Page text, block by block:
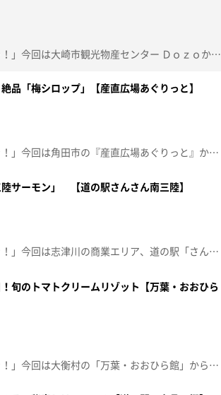
産地直送のおすすめ商品を紹介する「みちコレッ！」今回は大崎市観光物産センター Ｄｏｚｏから、大崎市岩出山の夏限定「水まんじゅう」が登場！冷水に浸すとつるんとみずみずしい絶品ひんやりスイーツに！これからの季節に食べたくなること間違いなしの商品です！【放送日：2026年6月23日】【放送局：東日本放送】
「梅シロップ」【産直広場あぐりっと】
産地直送のおすすめ商品を紹介する「みちコレッ！」今回は角田市の『産直広場あぐりっと』からこれからが旬！角田市の名産“梅”を使ったシロップを紹介。【放送日：2026年6月9日】【放送局：東日本放送】
サーモン」 【道の駅さんさん南三陸】
産地直送のおすすめ商品を紹介する「みちコレッ！」今回は志津川の商業エリア、道の駅「さんさん南三陸」から！まさに今が旬！「南三陸サーモン」が登場！県内外から訪れるお客さんを虜にする、トロリと脂がのった絶品サーモンをご紹介します！【放送日：2026年6月2日】【放送局：東日本放送】
旬のトマトクリームリゾット【万葉・おおひら
産地直送のおすすめ商品を紹介する「みちコレッ！」今回は大衡村の「万葉・おおひら館」から！地元産 旬のトマトを使ったクリームリゾットをご紹介！食材の風味やおいしさを閉じ込め、更に、災害時の防災食としても注目される、そのおいしさの秘密とは？【放送日：2026年5月26日】【放送局：東日本放送】